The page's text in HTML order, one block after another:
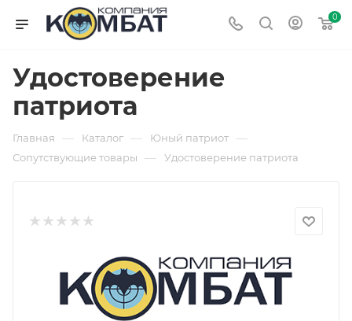
0
Удостоверение
патриота
Главная — Каталог — Юный патриот —
Сопутствующие товары — Удостоверение патриота